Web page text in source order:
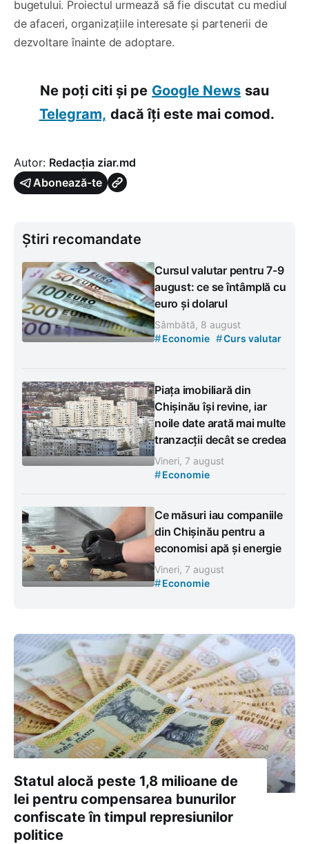
bugetului. Proiectul urmează să fie discutat cu mediul
de afaceri, organizațiile interesate și partenerii de
dezvoltare înainte de adoptare.
Ne poți citi și pe Google News sau
Telegram, dacă îți este mai comod.
Autor: Redacția ziar.md
Abonează-te
Știri recomandate
Cursul valutar pentru 7-9
august: ce se întâmplă cu
euro și dolarul
Sâmbătă, 8 august
#Economie #Curs valutar
Piața imobiliară din
Chișinău își revine, iar
noile date arată mai multe
tranzacții decât se credea
Vineri, 7 august
#Economie
Ce măsuri iau companiile
din Chișinău pentru a
economisi apă și energie
Vineri, 7 august
#Economie
Statul alocă peste 1,8 milioane de
lei pentru compensarea bunurilor
confiscate în timpul represiunilor
politice